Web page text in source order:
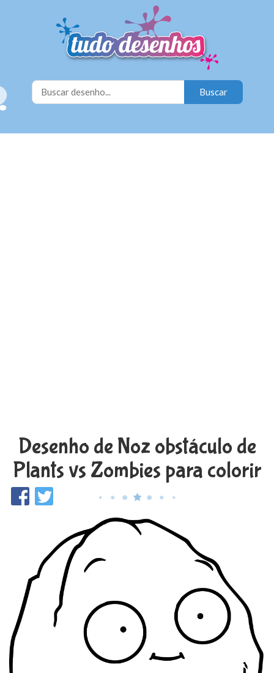
Desenho de Noz obstáculo de
Plants vs Zombies para colorir